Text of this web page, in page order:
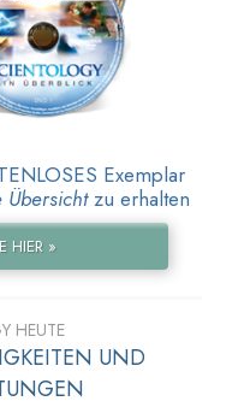
Exemplar
Übersichtzu erhalten
HIER »
HEUTE
UND